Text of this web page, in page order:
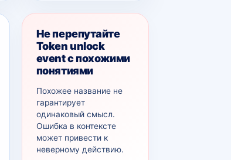
Не перепутайте
Token unlock
event с похожими
понятиями
Похожее название не
гарантирует
одинаковый смысл.
Ошибка в контексте
может привести к
неверному действию.